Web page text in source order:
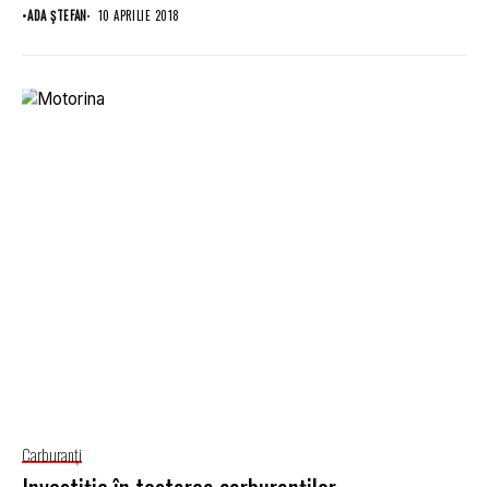
•ADA ȘTEFAN 10 APRILIE 2018
Carburanţi